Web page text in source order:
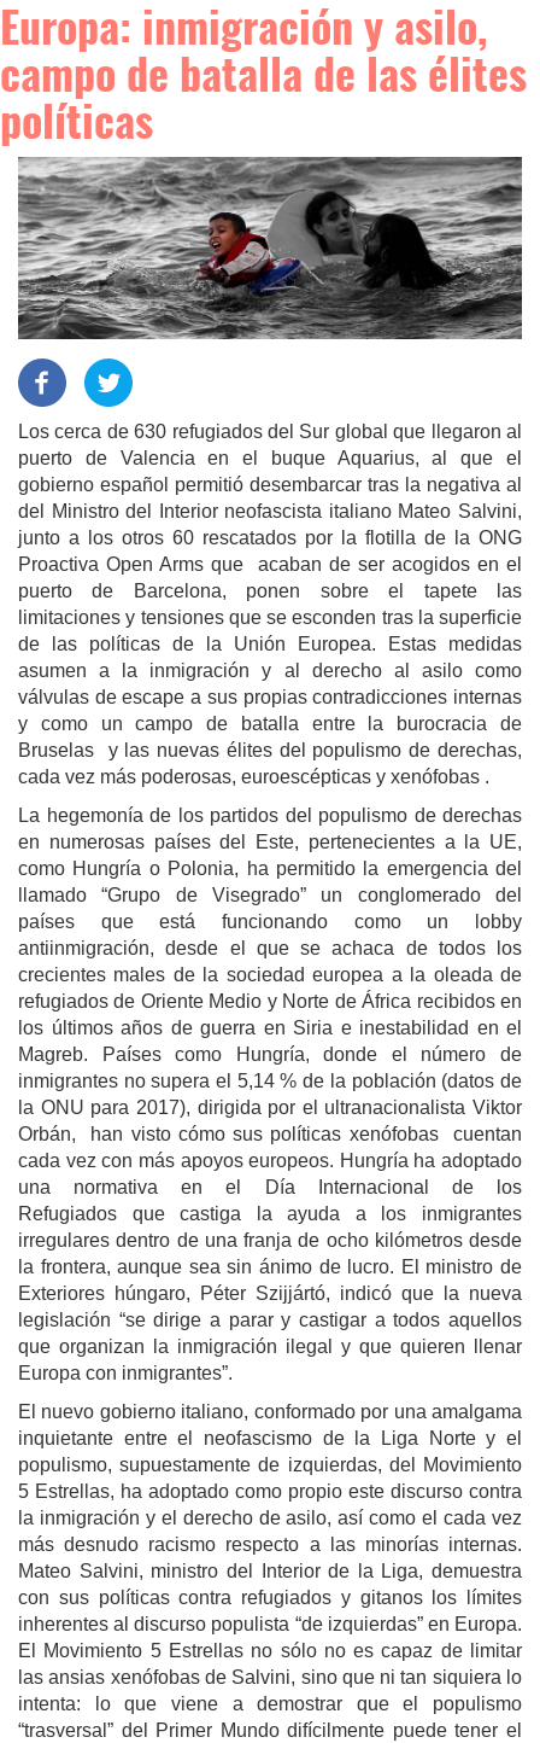
Europa: inmigración y asilo,
campo de batalla de las élites
políticas
Los cerca de 630 refugiados del Sur global que llegaron al
puerto de Valencia en el buque Aquarius, al que el
gobierno español permitió desembarcar tras la negativa al
del Ministro del Interior neofascista italiano Mateo Salvini,
junto a los otros 60 rescatados por la flotilla de la ONG
Proactiva Open Arms que acaban de ser acogidos en el
puerto de Barcelona, ponen sobre el tapete las
limitaciones y tensiones que se esconden tras la superficie
de las políticas de la Unión Europea. Estas medidas
asumen a la inmigración y al derecho al asilo como
válvulas de escape a sus propias contradicciones internas
y como un campo de batalla entre la burocracia de
Bruselas y las nuevas élites del populismo de derechas,
cada vez más poderosas, euroescépticas y xenófobas .
La hegemonía de los partidos del populismo de derechas
en numerosas países del Este, pertenecientes a la UE,
como Hungría o Polonia, ha permitido la emergencia del
llamado “Grupo de Visegrado” un conglomerado del
países que está funcionando como un lobby
antiinmigración, desde el que se achaca de todos los
crecientes males de la sociedad europea a la oleada de
refugiados de Oriente Medio y Norte de África recibidos en
los últimos años de guerra en Siria e inestabilidad en el
Magreb. Países como Hungría, donde el número de
inmigrantes no supera el 5,14 % de la población (datos de
la ONU para 2017), dirigida por el ultranacionalista Viktor
Orbán, han visto cómo sus políticas xenófobas cuentan
cada vez con más apoyos europeos. Hungría ha adoptado
una normativa en el Día Internacional de los
Refugiados que castiga la ayuda a los inmigrantes
irregulares dentro de una franja de ocho kilómetros desde
la frontera, aunque sea sin ánimo de lucro. El ministro de
Exteriores húngaro, Péter Szijjártó, indicó que la nueva
legislación “se dirige a parar y castigar a todos aquellos
que organizan la inmigración ilegal y que quieren llenar
Europa con inmigrantes”.
El nuevo gobierno italiano, conformado por una amalgama
inquietante entre el neofascismo de la Liga Norte y el
populismo, supuestamente de izquierdas, del Movimiento
5 Estrellas, ha adoptado como propio este discurso contra
la inmigración y el derecho de asilo, así como el cada vez
más desnudo racismo respecto a las minorías internas.
Mateo Salvini, ministro del Interior de la Liga, demuestra
con sus políticas contra refugiados y gitanos los límites
inherentes al discurso populista “de izquierdas” en Europa.
El Movimiento 5 Estrellas no sólo no es capaz de limitar
las ansias xenófobas de Salvini, sino que ni tan siquiera lo
intenta: lo que viene a demostrar que el populismo
“trasversal” del Primer Mundo difícilmente puede tener el